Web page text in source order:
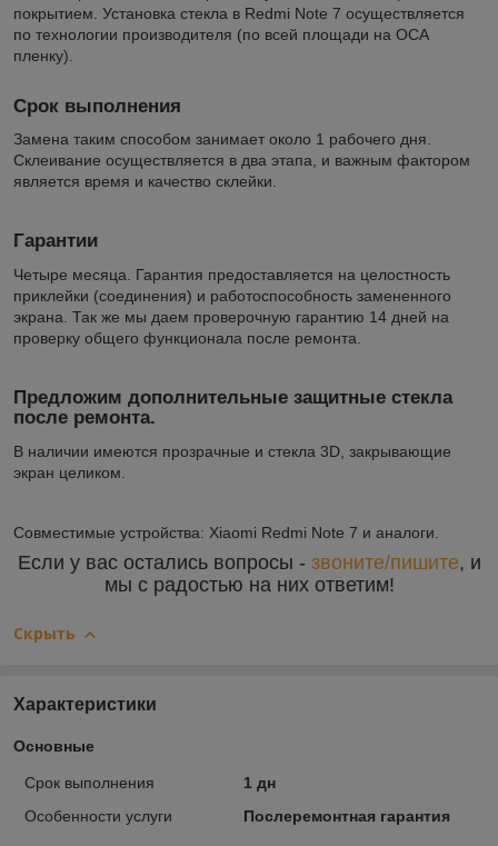
покрытием. Установка стекла в Redmi Note 7 осуществляется
по технологии производителя (по всей площади на ОСА
пленку).
Срок выполнения
Замена таким способом занимает около 1 рабочего дня.
Склеивание осуществляется в два этапа, и важным фактором
является время и качество склейки.
Гарантии
Четыре месяца. Гарантия предоставляется на целостность
приклейки (соединения) и работоспособность замененного
экрана. Так же мы даем проверочную гарантию 14 дней на
проверку общего функционала после ремонта.
Предложим дополнительные защитные стекла
после ремонта.
В наличии имеются прозрачные и стекла 3D, закрывающие
экран целиком.
Совместимые устройства: Xiaomi Redmi Note 7 и аналоги.
Если у вас остались вопросы - звоните/пишите, и
мы с радостью на них ответим!
Скрыть
Характеристики
Основные
Срок выполнения
1 дн
Особенности услуги
Послеремонтная гарантия